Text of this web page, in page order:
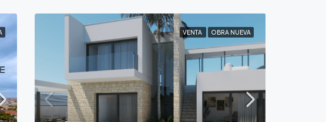
VENTA OBRA NUEVA